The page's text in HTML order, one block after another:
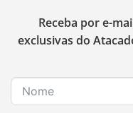
Receba por e-
exclusivas do